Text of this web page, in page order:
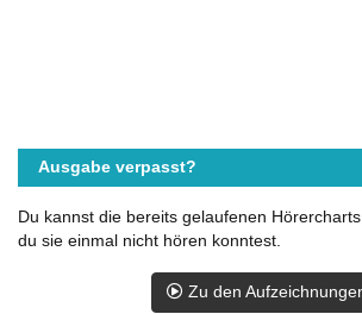
Ausgabe verpasst?
Du kannst die bereits gelaufenen
du sie einmal nicht hören konntest.
Zu den